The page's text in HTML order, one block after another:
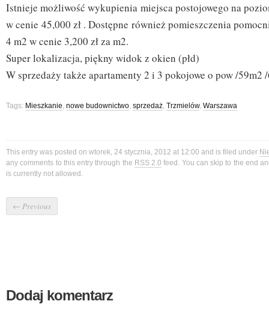
Istnieje możliwość wykupienia miejsca postojowego na
w cenie 45,000 zł . Dostępne również pomieszczenia
4 m2 w cenie 3,200 zł za m2.
Super lokalizacja, piękny widok z okien (płd)
W sprzedaży także apartamenty 2 i 3 pokojowe o pow /59m2
Tags: Mieszkanie, nowe budownictwo, sprzedaż, Trzmielów, Warszawa
This entry was posted on wtorek, 24 stycznia, 2012 at 12:00 and is filed under
any comments to this entry through the RSS 2.0 feed. You can skip to the end
is currently not allowed.
← Previous
Dodaj komentarz